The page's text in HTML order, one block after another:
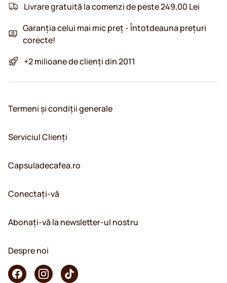
Livrare gratuită la comenzi de peste 249,00 Lei
Garanția celui mai mic preț - Întotdeauna prețuri
corecte!
+2 milioane de clienți din 2011
Termeni și condiții generale
Serviciul Clienți
Capsuladecafea.ro
Conectați-vă
Abonați-vă la newsletter-ul nostru
Despre noi